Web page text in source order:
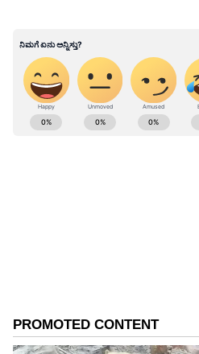
ಬಾಳೆಹಣ್ಣಿನ ಮೇಲೆ ಬರೆದು
ABOUT THE AUTHOR